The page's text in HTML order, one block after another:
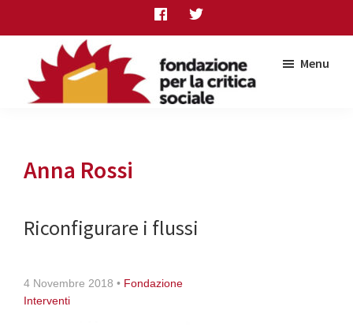
to
content
to
primary
sidebar
to
critica
sociale
Menu
Anna Rossi
Riconfigurare i flussi
4 Novembre 2018 • Fondazione
Interventi